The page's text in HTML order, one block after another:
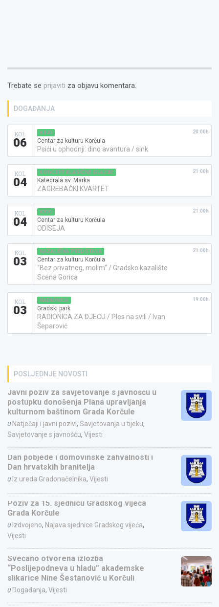
Trebate se prijaviti za objavu komentara.
DOGAĐANJA
KOL
06
KINO
Centar za kulturu Korčula
Psići u ophodnji: dino avantura / sink
20:00h
KOL
04
KONCERT KLASIČNE GLAZBE
Katedrala sv. Marka
ZAGREBAČKI KVARTET
21:00h
KOL
04
KINO
Centar za kulturu Korčula
ODISEJA
21:00h
KOL
03
KAZALIŠNA PREDSTAVA
Centar za kulturu Korčula
“Bez privatnog, molim” / Gradsko kazalište
Scena Gorica
21:00h
KOL
03
RADIONICA
Gradski park
RADIONICA ZA DJECU / Ples na svili / Ivan
Šeparović
19:00h
POSLJEDNJE NOVOSTI
Javni poziv za savjetovanje s javnošću u
postupku donošenja Plana upravljanja
kulturnom baštinom Grada Korčule
u Natječaji i javni pozivi, Savjetovanja u tijeku,
Savjetovanje s javnošću, Vijesti
Dan pobjede i domovinske zahvalnosti i
Dan hrvatskih branitelja
u Iz ureda Gradonačelnika, Vijesti
Poziv za 15. sjednicu Gradskog vijeća
Grada Korčule
u Izdvojeno, Najava sjednice Gradskog vijeća,
Vijesti
Svečano otvorena izložba
“Poslijepodneva u hladu” akademske
slikarice Nine Šestanović u Korčuli
u Događanja, Vijesti